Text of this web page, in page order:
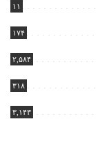
۱۱
۱۷۴
۲,۵۸۴
۳۱۸
۳,۱۴۳